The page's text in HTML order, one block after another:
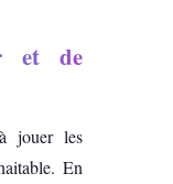
et de
jouer les
En